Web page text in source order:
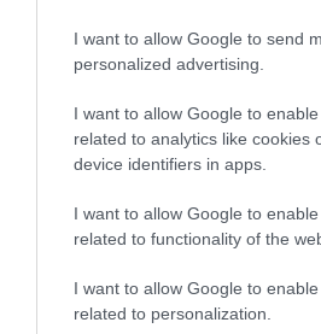
I want to allow Google to send
personalized advertising.
I want to allow Google to
related to analytics like cookies
device identifiers in apps.
I want to allow Google to
related to functionality of the
I want to allow Google to
related to personalization.
A KORALLZÁTONY NEM CSAK
SZÍNES HALAKBÓL ÁLL: MOST
NEM